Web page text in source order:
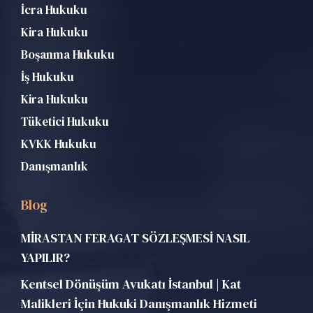
İcra Hukuku
Kira Hukuku
Boşanma Hukuku
İş Hukuku
Kira Hukuku
Tüketici Hukuku
KVKK Hukuku
Danışmanlık
Blog
MİRASTAN FERAGAT SÖZLEŞMESİ NASIL
YAPILIR?
Kentsel Dönüşüm Avukatı İstanbul | Kat
Malikleri İçin Hukuki Danışmanlık Hizmeti